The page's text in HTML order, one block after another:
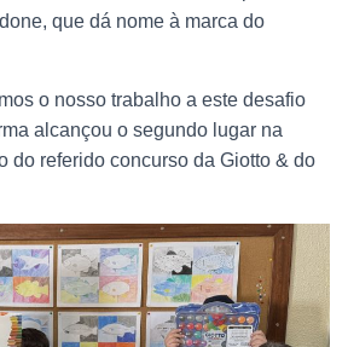
que dá nome à marca do
o nosso trabalho a este desafio
alcançou o segundo lugar na
do referido concurso da Giotto & do